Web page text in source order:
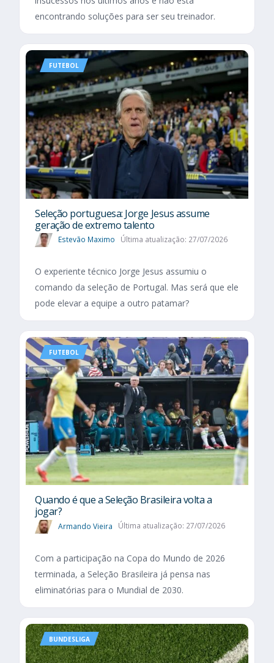
encontrando soluções para ser seu treinador.
FUTEBOL
Seleção portuguesa: Jorge Jesus assume
geração de extremo talento
Estevão Maximo Última atualização: 27/07/2026
O experiente técnico Jorge Jesus assumiu o
comando da seleção de Portugal. Mas será que ele
pode elevar a equipe a outro patamar?
FUTEBOL
Quando é que a Seleção Brasileira volta a
jogar?
Armando Vieira Última atualização: 27/07/2026
Com a participação na Copa do Mundo de 2026
terminada, a Seleção Brasileira já pensa nas
eliminatórias para o Mundial de 2030.
BUNDESLIGA